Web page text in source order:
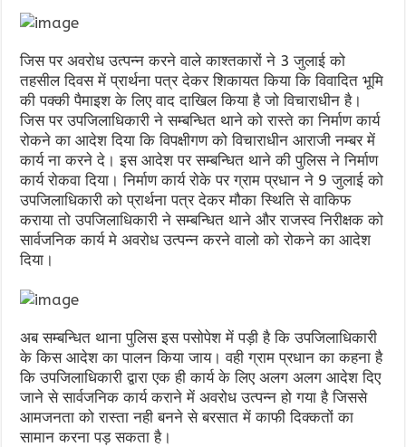
जिस पर अवरोध उत्पन्न करने वाले काश्तकारों ने 3 जुलाई को
तहसील दिवस में प्रार्थना पत्र देकर शिकायत किया कि विवादित भूमि
की पक्की पैमाइश के लिए वाद दाखिल किया है जो विचाराधीन है।
जिस पर उपजिलाधिकारी ने सम्बन्धित थाने को रास्ते का निर्माण कार्य
रोकने का आदेश दिया कि विपक्षीगण को विचाराधीन आराजी नम्बर में
कार्य ना करने दे। इस आदेश पर सम्बन्धित थाने की पुलिस ने निर्माण
कार्य रोकवा दिया। निर्माण कार्य रोके पर ग्राम प्रधान ने 9 जुलाई को
उपजिलाधिकारी को प्रार्थना पत्र देकर मौका स्थिति से वाकिफ
कराया तो उपजिलाधिकारी ने सम्बन्धित थाने और राजस्व निरीक्षक को
सार्वजनिक कार्य मे अवरोध उत्पन्न करने वालो को रोकने का आदेश
दिया।
अब सम्बन्धित थाना पुलिस इस पसोपेश में पड़ी है कि उपजिलाधिकारी
के किस आदेश का पालन किया जाय। वही ग्राम प्रधान का कहना है
कि उपजिलाधिकारी द्वारा एक ही कार्य के लिए अलग अलग आदेश दिए
जाने से सार्वजनिक कार्य कराने में अवरोध उत्पन्न हो गया है जिससे
आमजनता को रास्ता नही बनने से बरसात में काफी दिक्कतों का
सामान करना पड़ सकता है।